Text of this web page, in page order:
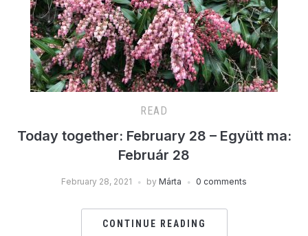
READ
Today together: February 28 – Együtt ma:
Február 28
February 28, 2021 by Márta 0 comments
CONTINUE READING